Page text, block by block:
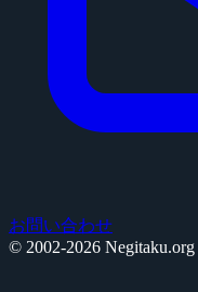
お問い合わせ
© 2002-2026 Negitaku.org